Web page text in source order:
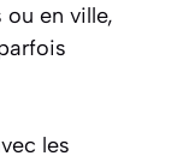
en ville,
les